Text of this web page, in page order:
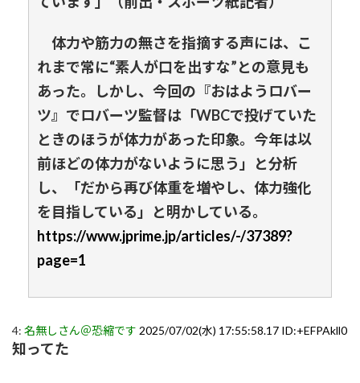
体力や筋力の無さを指摘する声には、こ
れまで常に“素人が口を出すな”との意見も
あった。しかし、今回の『おはようロバー
ツ』でロバーツ監督は「WBCで投げていた
ときのほうが体力があった印象。今年は以
前ほどの体力がないように思う」と分析
し、「だから再び体重を増やし、体力強化
を目指している」と明かしている。
https://www.jprime.jp/articles/-/37389?
page=1
4: 名無しさん＠恐縮です 2025/07/02(水) 17:55:58.17 ID:+EFPAkll0
知ってた